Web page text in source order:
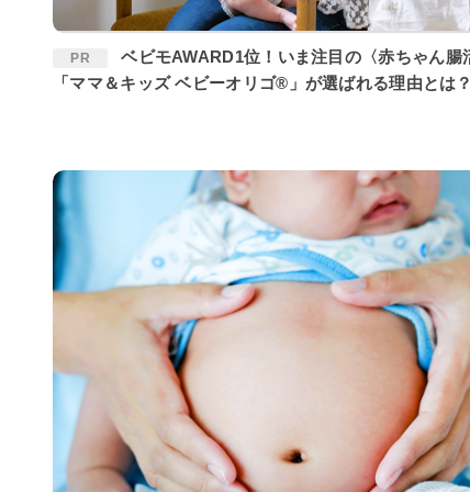
PR
ベビモAWARD1位！いま注目の〈赤ちゃん腸活〉に
「ママ＆キッズ ベビーオリゴ®」が選ばれる理由とは？